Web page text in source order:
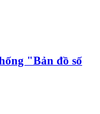
"Bản đồ số